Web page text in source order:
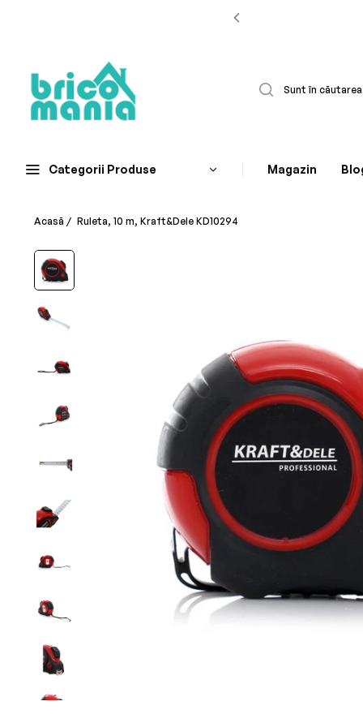
Categorii Produse Magazin
Acasă / Ruleta, 10 m, Kraft&Dele KD10294